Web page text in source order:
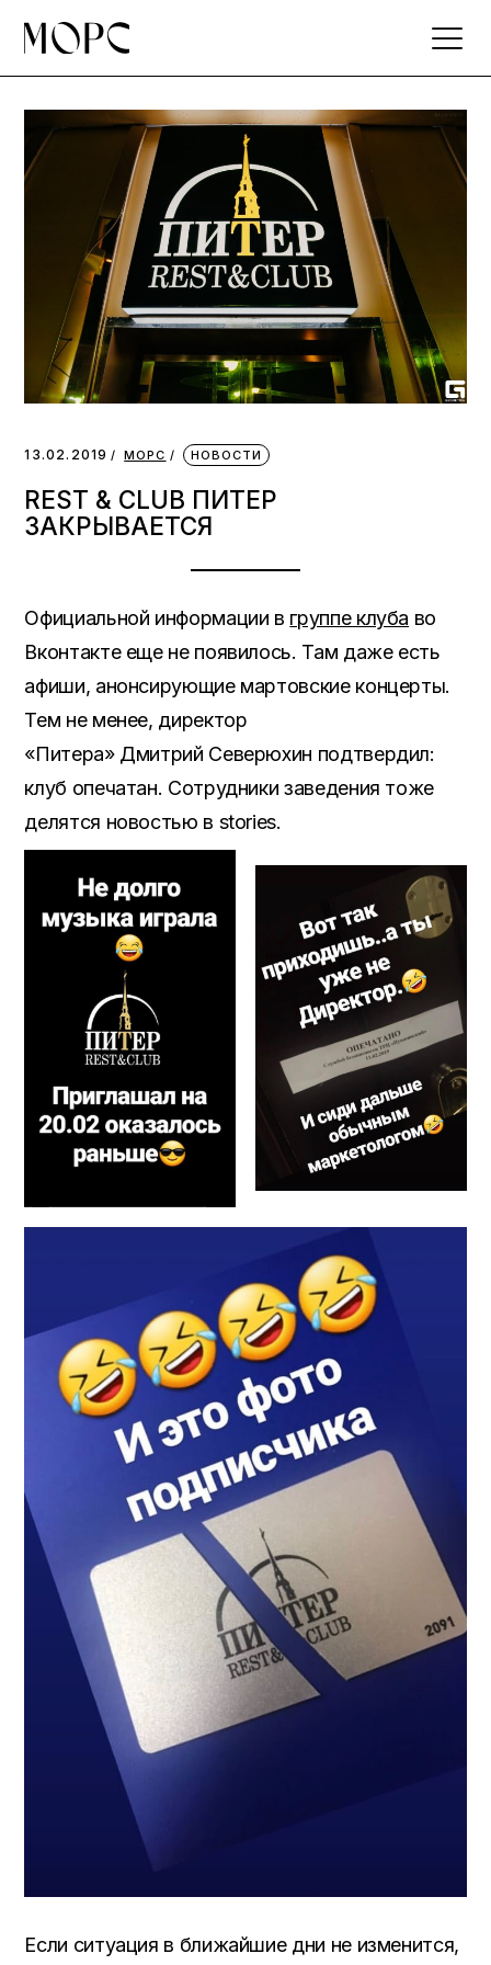
the
13.02.2019 МОРС НОВОСТИ
REST & CLUB ПИТЕР
ЗАКРЫВАЕТСЯ
Официальной информации в группе клуба во
Вконтакте еще не появилось. Там даже есть
афиши, анонсирующие мартовские концерты.
Тем не менее, директор
«Питера» Дмитрий Северюхин подтвердил:
клуб опечатан. Сотрудники заведения тоже
делятся новостью в stories.
Если ситуация в ближайшие дни не изменится,